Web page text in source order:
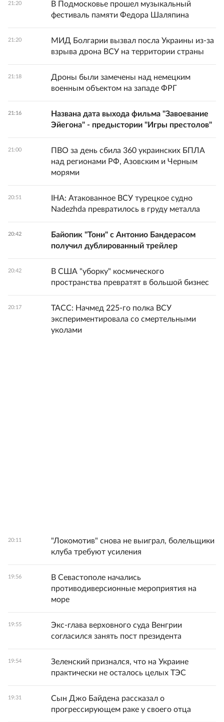
21:20
В Подмосковье прошел музыкальный
фестиваль памяти Федора Шаляпина
21:20
МИД Болгарии вызвал посла Украины из-за
взрыва дрона ВСУ на территории страны
21:18
Дроны были замечены над немецким
военным объектом на западе ФРГ
21:16
Названа дата выхода фильма "Завоевание
Эйегона" - предыстории "Игры престолов"
21:00
ПВО за день сбила 360 украинских БПЛА
над регионами РФ, Азовским и Черным
морями
20:51
IHA: Атакованное ВСУ турецкое судно
Nadezhda превратилось в груду металла
20:42
Байопик "Тони" с Антонио Бандерасом
получил дублированный трейлер
20:42
В США "уборку" космического
пространства превратят в большой бизнес
20:17
ТАСС: Начмед 225-го полка ВСУ
экспериментировала со смертельными
уколами
20:11
"Локомотив" снова не выиграл, болельщики
клуба требуют усиления
19:56
В Севастополе начались
противодиверсионные мероприятия на
море
19:55
Экс-глава верховного суда Венгрии
согласился занять пост президента
19:54
Зеленский признался, что на Украине
практически не осталось целых ТЭС
19:31
Сын Джо Байдена рассказал о
прогрессирующем раке у своего отца